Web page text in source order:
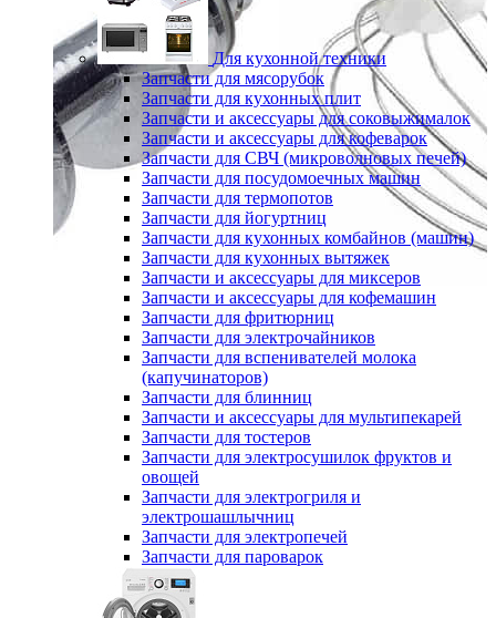
Для кухонной техники
Запчасти для мясорубок
Запчасти для кухонных плит
Запчасти и аксессуары для соковыжималок
Запчасти и аксессуары для кофеварок
Запчасти для СВЧ (микроволновых печей)
Запчасти для посудомоечных машин
Запчасти для термопотов
Запчасти для йогуртниц
Запчасти для кухонных комбайнов (машин)
Запчасти для кухонных вытяжек
Запчасти и аксессуары для миксеров
Запчасти и аксессуары для кофемашин
Запчасти для фритюрниц
Запчасти для электрочайников
Запчасти для вспенивателей молока
(капучинаторов)
Запчасти для блинниц
Запчасти и аксессуары для мультипекарей
Запчасти для тостеров
Запчасти для электросушилок фруктов и
овощей
Запчасти для электрогриля и
электрошашлычниц
Запчасти для электропечей
Запчасти для пароварок